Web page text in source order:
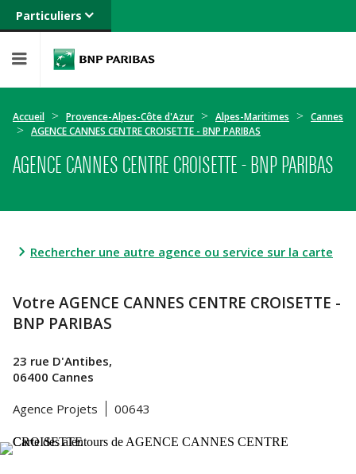
Particuliers
Banque privée
Entreprises
Accueil Provence-Alpes-Côte d'Azur Alpes-Maritimes
Cannes
AGENCE CANNES CENTRE CROISETTE - BNP PARIBAS
AGENCE CANNES CENTRE CROISETTE - BNP PARIBAS
Rechercher une autre agence ou service sur la carte
Votre AGENCE CANNES CENTRE CROISETTE -
BNP PARIBAS
23 rue D'Antibes,
06400 Cannes
Agence Projets
00643